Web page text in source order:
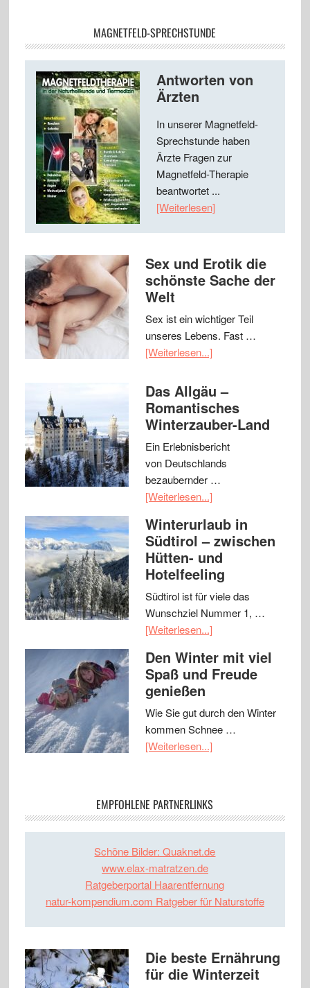
MAGNETFELD-SPRECHSTUNDE
Antworten von
Ärzten
In unserer Magnetfeld-
Sprechstunde haben
Ärzte Fragen zur
Magnetfeld-Therapie
beantwortet ...
[Weiterlesen]
Sex und Erotik die
schönste Sache der
Welt
Sex ist ein wichtiger Teil
unseres Lebens. Fast …
[Weiterlesen...]
Das Allgäu –
Romantisches
Winterzauber-Land
Ein Erlebnisbericht
von Deutschlands
bezaubernder …
[Weiterlesen...]
Winterurlaub in
Südtirol – zwischen
Hütten- und
Hotelfeeling
Südtirol ist für viele das
Wunschziel Nummer 1, …
[Weiterlesen...]
Den Winter mit viel
Spaß und Freude
genießen
Wie Sie gut durch den Winter
kommen Schnee …
[Weiterlesen...]
EMPFOHLENE PARTNERLINKS
Schöne Bilder: Quaknet.de
www.elax-matratzen.de
Ratgeberportal Haarentfernung
natur-kompendium.com Ratgeber für Naturstoffe
Die beste Ernährung
für die Winterzeit